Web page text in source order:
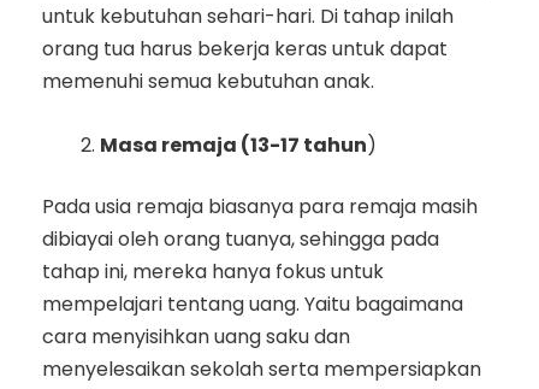
untuk kebutuhan sehari-hari. Di tahap inilah
orang tua harus bekerja keras untuk dapat
memenuhi semua kebutuhan anak.
Masa remaja (13-17 tahun)
Pada usia remaja biasanya para remaja masih
dibiayai oleh orang tuanya, sehingga pada
tahap ini, mereka hanya fokus untuk
mempelajari tentang uang. Yaitu bagaimana
cara menyisihkan uang saku dan
menyelesaikan sekolah serta mempersiapkan